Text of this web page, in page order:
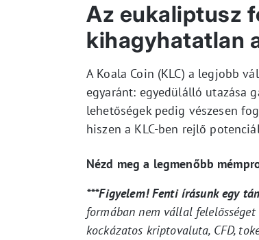
Az eukaliptusz
kihagyhatatlan
A Koala Coin (KLC) a legjobb
egyaránt: egyedülálló utazása
lehetőségek pedig vészesen
hiszen a KLC-ben rejlő
Nézd meg a legmenőbb
***Figyelem! Fenti írásunk egy
formában nem vállal
kockázatos kriptovaluta, CFD,